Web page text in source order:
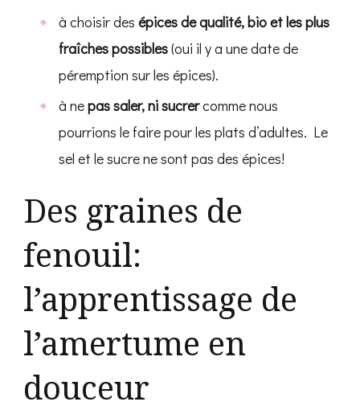
à choisir des épices de qualité, bio et les plus
fraîches possibles(oui il y a une date de
péremption sur les épices).
à nepas saler, ni sucrercomme nous
pourrions le faire pour les plats d’adultes. Le
sel et le sucre ne sont pas des épices!
Des graines de
fenouil:
l’apprentissage de
l’amertume en
douceur